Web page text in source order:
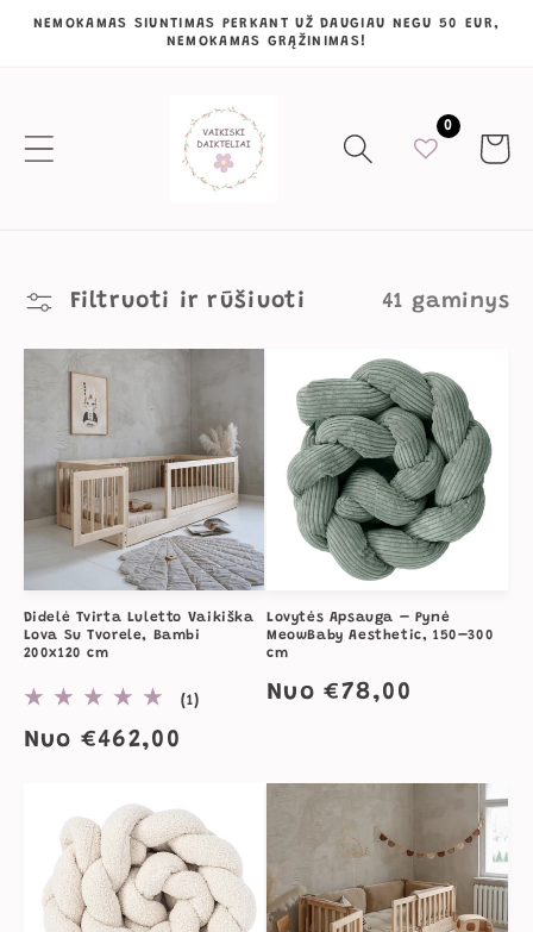
Eiti į
NEMOKAMAS SIUNTIMAS PERKANT UŽ DAUGIAU NEGU 50 EUR,
NEMOKAMAS GRĄŽINIMAS!
0
Filtruoti ir rūšiuoti 41 gaminys
Didelė Tvirta Luletto Vaikiška
Lova Su Tvorele, Bambi
200x120 cm
(1)1
Įprasta
Nuo €462,00
Lovytės Apsauga – Pynė
MeowBaby Aesthetic, 150–300
cm
Įprasta
Nuo €78,00